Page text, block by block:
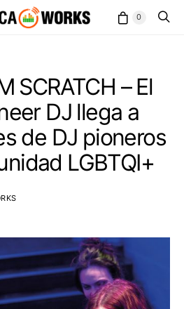
0
SCRATCH – El
DJ llega a
de DJ pioneros
LGBTQI+